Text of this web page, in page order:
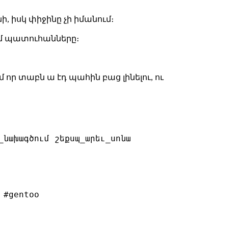
փիջինը չի իմանում։
պատուհանները։
որ տաբն ա էդ պահին բաց լինելու, ու
շեքսպ_արեւ_սոնա